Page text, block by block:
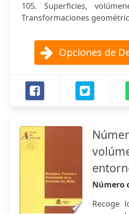
105. Superficies,
Transformaciones
Opciones de
Número
Recoge